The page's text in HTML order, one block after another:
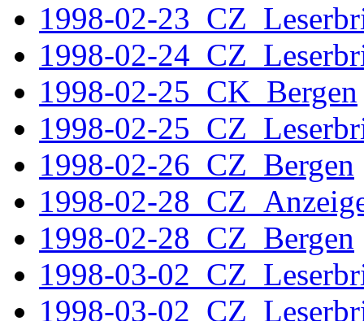
1998-02-
1998-02-
1998-02-25_CK_Bergen
1998-02-
1998-02-26_CZ_Bergen
1998-02-
1998-02-28_CZ_Bergen
1998-03-
1998-03-